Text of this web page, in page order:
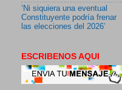
‘Ni siquiera una eventual
Constituyente podría frenar
las elecciones del 2026’
ESCRIBENOS AQUI